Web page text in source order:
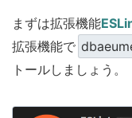
まずは拡張機能
拡張機能で
トールしましょう。